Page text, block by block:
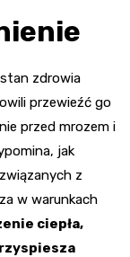
zdrowia
przewieźć go
przed mrozem i
jak
z
w warunkach
ciepła,